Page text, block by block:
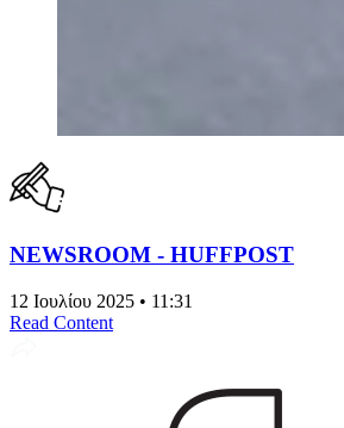
NEWSROOM - HUFFPOST
12 Ιουλίου 2025 • 11:31
Read Content